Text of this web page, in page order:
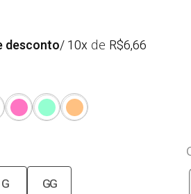
desconto/ 10x de R$6,66
G GG